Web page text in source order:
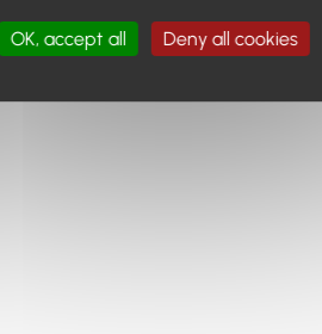
OK, accept all Deny all cookies